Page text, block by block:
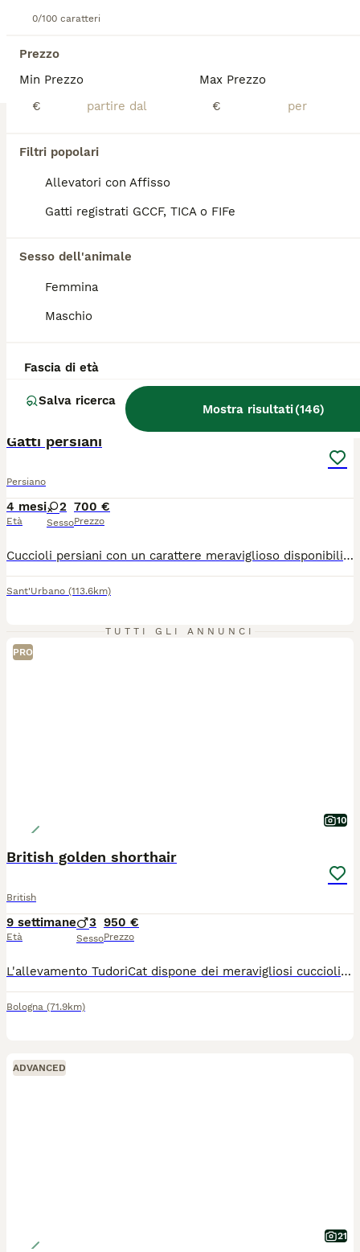
0/100 caratteri
Prezzo
Min Prezzo
€
Max Prezzo
€
Filtri popolari
Allevatori con Affisso
Gatti registrati GCCF, TICA o FIFe
Sesso dell'animale
Femmina
Maschio
Fascia di età
Salva ricerca
Mostra risultati(146)
Età Sesso
Padova (135km)
BOOST
Gatti persiani
Persiano
14 settimane 2
Sant'Urbano (113.6km)
Gatti persiani
Persiano
4 mesi
Età
2
Sesso
700 €
Prezzo
Cuccioli persiani con un carattere meraviglioso disponibili da subito. Vaccinazione completa, tutti trattamenti fatti ,microchip, passaggio di proprietà, pedigree Anfi. Per qualsiasi domanda scrivetemi. Con un prezzo speciale.
Sant'Urbano (113.6km)
TUTTI GLI ANNUNCI
PRO
10
British golden shorthair
British
9 settimane
Età
3
Sesso
950 €
Prezzo
L'allevamento TudoriCat dispone dei meravigliosi cuccioli BRITISH GOLDEN SHORTHAIR di una razza e colorazione molto rara e ricercata In Italia. I gattini sono cresciuti in casa con noi per garantire un carattere dolcissimo, socievole ed equilibrato. SALUTE E GARANZIE DEI GENITORI I nostri riproduttori sono selezionati con la massima attenzione alla salute e dotati di certificati ufficiali, PKD-negativo,fiv/felv-negativo,ECOCARDIO PERFETTO!
Bologna (71.9km)
ADVANCED
21